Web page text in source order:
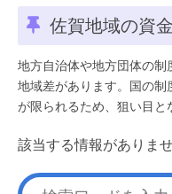
佐賀地域の資
地方自治体や地方団体の制
地域差があります。国の
が限られるため、狙い目と
該当する情報がありま